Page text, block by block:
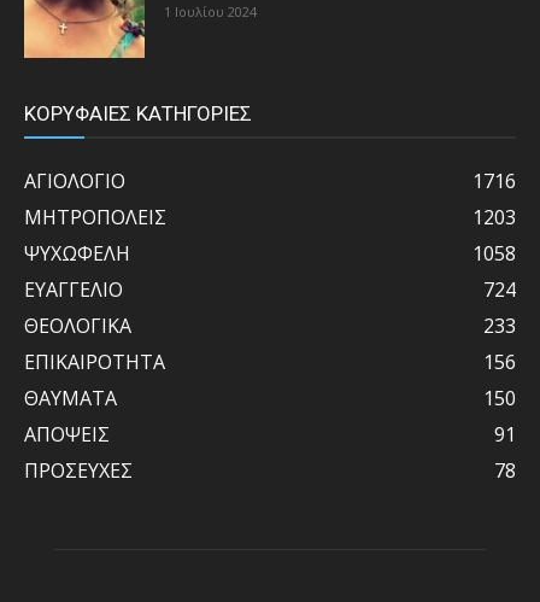
1 Ιουλίου 2024
ΚΟΡΥΦΑΙΕΣ ΚΑΤΗΓΟΡΙΕΣ
ΑΓΙΟΛΟΓΙΟ
1716
ΜΗΤΡΟΠΟΛΕΙΣ
1203
ΨΥΧΩΦΕΛΗ
1058
ΕΥΑΓΓΕΛΙΟ
724
ΘΕΟΛΟΓΙΚΑ
233
ΕΠΙΚΑΙΡΟΤΗΤΑ
156
ΘΑΥΜΑΤΑ
150
ΑΠΟΨΕΙΣ
91
ΠΡΟΣΕΥΧΕΣ
78